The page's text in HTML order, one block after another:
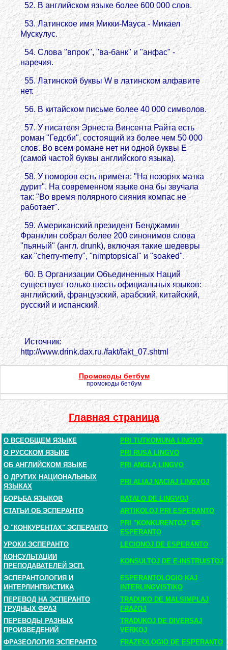
52. В английском языке более 600 000 слов.
53. Латинское имя Микки-Мауса - Микаел
Мускулус.
54. Слова "впрок", "ва-банк" и "анфас" -
наречия.
55. Латинской буквы W в латинском алфавите
нет.
56. В китайском письме более 40 000 символов.
57. У писателя Эрнеста Винсента Райта есть
роман "Гедсби", состоящий из более чем 50 000
слов. Во всем романе нет ни одной буквы E
(самой частой буквы английского языка).
58. У поморов есть примета: "На позорях матка
дурит". На современном языке она бы звучала
так: "Во время полярного сияния компас не
работает".
59. Американский президент Бенджамин
Франклин собрал более 200 синонимов слова
"пьяный" (англ. drunk), включая такие шедевры
как "cherry-merry", "nimptopsical" и "soaked".
60. В Организации Объединенных Наций
существует только шесть официальных языков:
английский, французский, арабский, китайский,
русский и испанский.
Источник:
http://www.drink.dax.ru./fakt/fakt_07.shtml
Промокоды бетбум
промокоды бетбум
Главная страница
О ВСЕОБЩЕМ ЯЗЫКЕ
PRI TUTKOMUNA LINGVO
О РУССКОМ ЯЗЫКЕ
PRI RUSA LINGVO
ОБ АНГЛИЙСКОМ ЯЗЫКЕ
PRI ANGLA LINGVO
О ДРУГИХ НАЦИОНАЛЬНЫХ
ЯЗЫКАХ
PRI ALIAJ NACIAJ LINGVOJ
БОРЬБА ЯЗЫКОВ
BATALO DE LINGVOJ
СТАТЬИ ОБ ЭСПЕРАНТО
ARTIKOLOJ PRI ESPERANTO
О "КОНКУРЕНТАХ" ЭСПЕРАНТО
PRI "KONKURENTOJ" DE
ESPERANTO
УРОКИ ЭСПЕРАНТО
LECIONOJ DE ESPERANTO
КОНСУЛЬТАЦИИ
ПРЕПОДАВАТЕЛЕЙ ЭСП.
KONSULTOJ DE E-INSTRUISTOJ
ЭСПЕРАНТОЛОГИЯ И
ИНТЕРЛИНГВИСТИКА
ESPERANTOLOGIO KAJ
INTERLINGVISTIKO
ПЕРЕВОД НА ЭСПЕРАНТО
ТРУДНЫХ ФРАЗ
TRADUKO DE MALSIMPLAJ
FRAZOJ
ПЕРЕВОДЫ РАЗНЫХ
ПРОИЗВЕДЕНИЙ
TRADUKOJ DE DIVERSAJ
VERKOJ
ФРАЗЕОЛОГИЯ ЭСПЕРАНТО
FRAZEOLOGIO DE ESPERANTO